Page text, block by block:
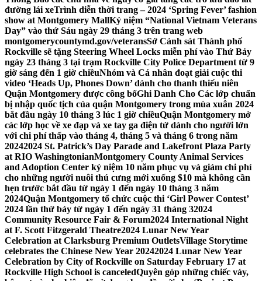
đường lái xeTrình diễn thời trang – 2024 ‘Spring Fever’ fashion
show at Montgomery MallKỷ niệm “National Vietnam Veterans
Day” vào thứ Sáu ngày 29 tháng 3 trên trang web
montgomerycountymd.gov/veteransSở Cảnh sát Thành phố
Rockville sẽ tặng Steering Wheel Locks miễn phí vào Thứ Bảy
ngày 23 tháng 3 tại trạm Rockville City Police Department từ 9
giờ sáng đến 1 giờ chiềuNhóm và Cá nhân đoạt giải cuộc thi
video ‘Heads Up, Phones Down’ dành cho thanh thiếu niên
Quận Montgomery được công bốGhi Danh Cho Các lớp chuẩn
bị nhập quốc tịch của quận Montgomery trong mùa xuân 2024
bắt đầu ngày 10 tháng 3 lúc 1 giờ chiềuQuận Montgomery mở
các lớp học về xe đạp và xe tay ga điện tử dành cho người lớn
với chi phí thấp vào tháng 4, tháng 5 và tháng 6 trong năm
20242024 St. Patrick’s Day Parade and Lakefront Plaza Party
at RIO WashingtonianMontgomery County Animal Services
and Adoption Center kỷ niệm 10 năm phục vụ và giảm chi phí
cho những người nuôi thú cưng mới xuống $10 mà không cần
hẹn trước bắt đầu từ ngày 1 đến ngày 10 tháng 3 năm
2024Quận Montgomery tổ chức cuộc thi ‘Girl Power Contest’
2024 lần thứ bảy từ ngày 1 đến ngày 31 tháng 32024
Community Resource Fair & Forum2024 International Night
at F. Scott Fitzgerald Theatre2024 Lunar New Year
Celebration at Clarksburg Premium OutletsVillage Storytime
celebrates the Chinese New Year 20242024 Lunar New Year
Celebration by City of Rockville on Saturday February 17 at
Rockville High School is canceledQuyên góp những chiếc váy,